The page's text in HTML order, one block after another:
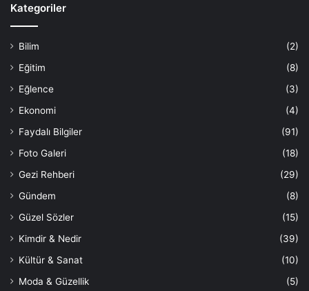
Kategoriler
Bilim
(2)
Eğitim
(8)
Eğlence
(3)
Ekonomi
(4)
Faydalı Bilgiler
(91)
Foto Galeri
(18)
Gezi Rehberi
(29)
Gündem
(8)
Güzel Sözler
(15)
Kimdir & Nedir
(39)
Kültür & Sanat
(10)
Moda & Güzellik
(5)